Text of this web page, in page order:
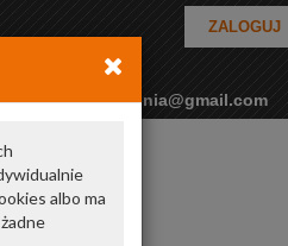
ZALOGUJ
arkozamowienia@gmail.com
albo ma